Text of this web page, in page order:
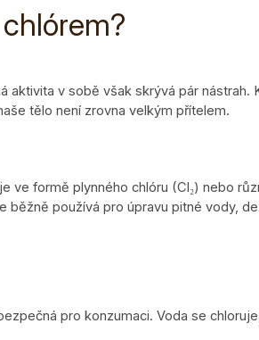
v sobě však skrývá pár
tělo není zrovna velkým přítelem.
ve formě plynného chlóru (Cl₂) nebo
používá pro úpravu pitné vody,
pro konzumaci. Voda se